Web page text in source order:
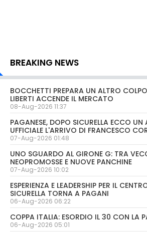
BREAKING NEWS
BOCCHETTI PREPARA UN ALTRO
LIBERTI ACCENDE IL MERCATO
08-Aug-2026 11:37
PAGANESE, DOPO SICURELLA ECCO UN
UFFICIALE L'ARRIVO DI FRANCESCO
07-Aug-2026 01:48
UNO SGUARDO AL GIRONE G: TRA
NEOPROMOSSE E NUOVE PANCHINE
07-Aug-2026 10:02
ESPERIENZA E LEADERSHIP PER IL
SICURELLA TORNA A PAGANI
06-Aug-2026 06:22
COPPA ITALIA: ESORDIO IL 30 CON LA
06-Aug-2026 05:01